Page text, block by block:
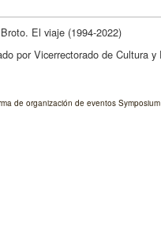
El viaje (1994-2022)
por Vicerrectorado de Cultura y
de organización de eventos Symposium